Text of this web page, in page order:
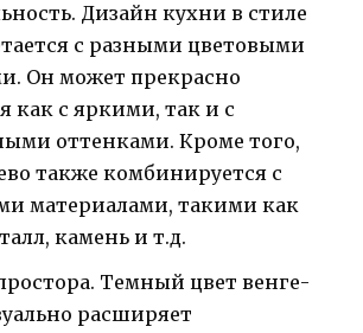
Дизайн кухни в стиле
с разными цветовыми
Он может прекрасно
как с яркими, так и с
оттенками. Кроме того,
также комбинируется с
материалами, такими как
камень и т.д.
Темный цвет венге-
расширяет